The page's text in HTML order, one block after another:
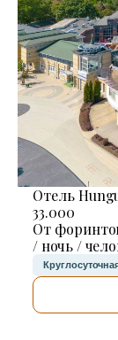
Отель
33.000
От
/ ночь /